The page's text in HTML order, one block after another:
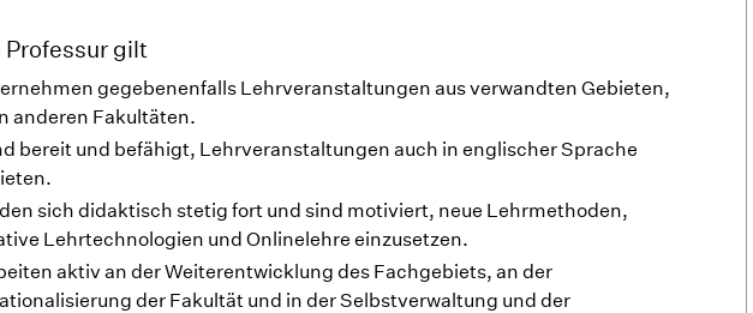
Professur gilt
gegebenenfalls Lehrveranstaltungen aus verwandten Gebieten,
anderen Fakultäten.
bereit und befähigt, Lehrveranstaltungen auch in englischer Sprache
sich didaktisch stetig fort und sind motiviert, neue Lehrmethoden,
Lehrtechnologien und Onlinelehre einzusetzen.
aktiv an der Weiterentwicklung des Fachgebiets, an der
der Fakultät und in der Selbstverwaltung und der